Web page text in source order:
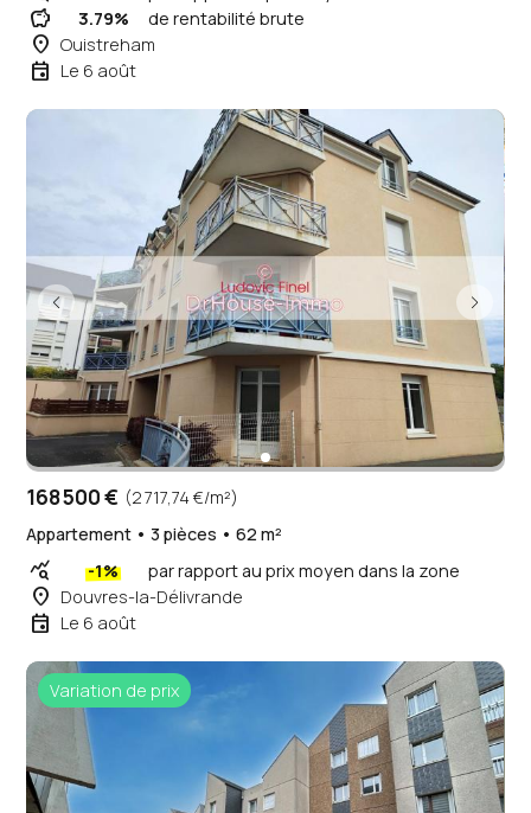
savings 3.79% de rentabilité brute
place Ouistreham
event Le 6 août
168 500 € (2 717,74 €/m²)
Appartement • 3 pièces • 62 m²
query_stats -1% par rapport au prix moyen dans la zone
place Douvres-la-Délivrande
event Le 6 août
Variation de prix